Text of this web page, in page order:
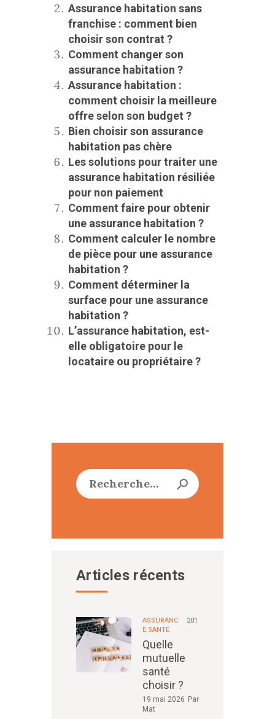
Assurance habitation sans
franchise : comment bien
choisir son contrat ?
Comment changer son
assurance habitation ?
Assurance habitation :
comment choisir la meilleure
offre selon son budget ?
Bien choisir son assurance
habitation pas chère
Les solutions pour traiter une
assurance habitation résiliée
pour non paiement
Comment faire pour obtenir
une assurance habitation ?
Comment calculer le nombre
de pièce pour une assurance
habitation ?
Comment déterminer la
surface pour une assurance
habitation ?
L’assurance habitation, est-
elle obligatoire pour le
locataire ou propriétaire ?
Rechercher :
Articles récents
ASSURANC
E SANTÉ
201
Quelle
mutuelle
santé
choisir ?
19 mai 2026 Par
Mat